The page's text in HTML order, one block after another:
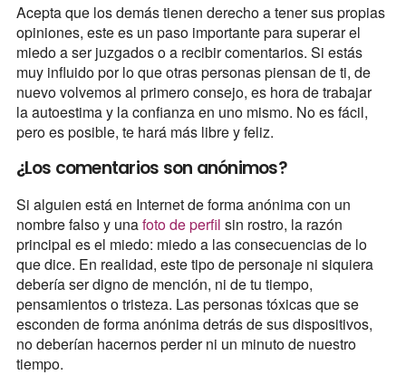
Acepta que los demás tienen derecho a tener sus propias
opiniones, este es un paso importante para superar el
miedo a ser juzgados o a recibir comentarios. Si estás
muy influido por lo que otras personas piensan de ti, de
nuevo volvemos al primero consejo, es hora de trabajar
la autoestima y la confianza en uno mismo. No es fácil,
pero es posible, te hará más libre y feliz.
¿Los comentarios son anónimos?
Si alguien está en Internet de forma anónima con un
nombre falso y unafoto de perfil sin rostro, la razón
principal es el miedo: miedo a las consecuencias de lo
que dice. En realidad, este tipo de personaje ni siquiera
debería ser digno de mención, ni de tu tiempo,
pensamientos o tristeza. Las personas tóxicas que se
esconden de forma anónima detrás de sus dispositivos,
no deberían hacernos perder ni un minuto de nuestro
tiempo.